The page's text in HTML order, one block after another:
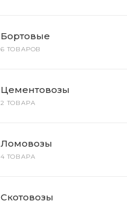
Бортовые
6 ТОВАРОВ
Цементовозы
2 ТОВАРА
Ломовозы
4 ТОВАРА
Скотовозы